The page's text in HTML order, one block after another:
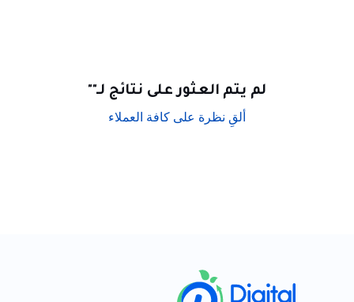
لم يتم العثور على نتائج لـ""
ألقِ نظرة على كافة العملاء